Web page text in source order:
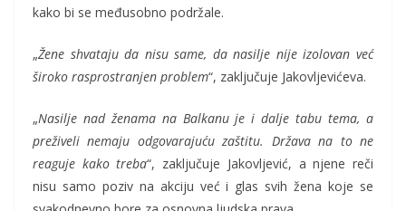
kako bi se međusobno podržale.
„Žene shvataju da nisu same, da nasilje nije izolovan već
široko rasprostranjen problem“, zaključuje Jakovljevićeva.
„Nasilje nad ženama na Balkanu je i dalje tabu tema, a
preživeli nemaju odgovarajuću zaštitu. Država na to ne
reaguje kako treba“, zaključuje Jakovljević, a njene reči
nisu samo poziv na akciju već i glas svih žena koje se